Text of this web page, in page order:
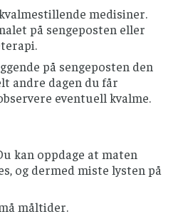
medisiner.
på sengeposten eller
på sengeposten den
andre dagen du får
eventuell kvalme.
kan oppdage at maten
og dermed miste lysten på
måltider.